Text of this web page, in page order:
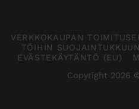
VERKKOKAUPAN
TÖIHIN
EVÄSTEKÄYTÄNTÖ (EU)
Copyright 2026